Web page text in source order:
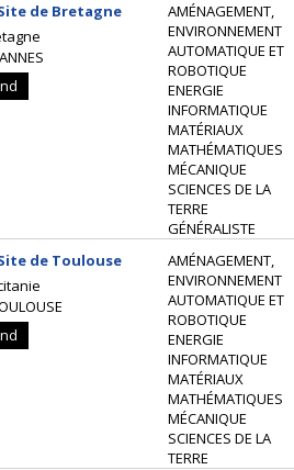
de Bretagne
AMÉNAGEMENT,
ENVIRONNEMENT
AUTOMATIQUE ET
ROBOTIQUE
ENERGIE
INFORMATIQUE
MATÉRIAUX
MATHÉMATIQUES
MÉCANIQUE
SCIENCES DE LA
TERRE
GÉNÉRALISTE
de Toulouse
AMÉNAGEMENT,
ENVIRONNEMENT
AUTOMATIQUE ET
ROBOTIQUE
ENERGIE
INFORMATIQUE
MATÉRIAUX
MATHÉMATIQUES
MÉCANIQUE
SCIENCES DE LA
TERRE